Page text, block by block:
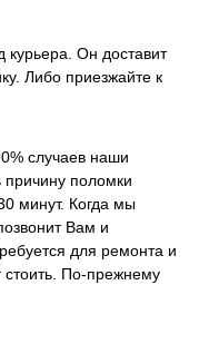
курьера. Он доставит
Либо приезжайте к
случаев наши
поломки
минут. Когда мы
Вам и
для ремонта и
стоить. По-прежнему